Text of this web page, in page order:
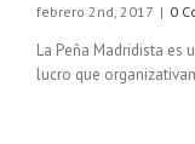
febrero 2nd, 2017 | 0
La Peña Madridista es
lucro que